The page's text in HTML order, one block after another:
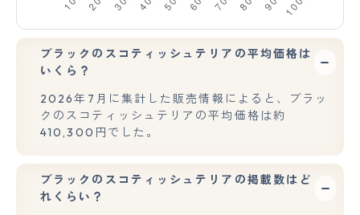
ブラックのスコティッシュテリアの平均価格は
いくら？
2026年7月に集計した販売情報によると、ブラッ
クのスコティッシュテリアの平均価格は約
410,300円でした。
ブラックのスコティッシュテリアの掲載数はど
れくらい？